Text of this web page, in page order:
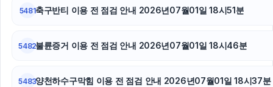
고양이파양
5481축구반티 이용 전 점검 안내 2026년07월01일 18시51분
5482불륜증거 이용 전 점검 안내 2026년07월01일 18시46분
5483양천하수구막힘 이용 전 점검 안내 2026년07월01일 18시37분